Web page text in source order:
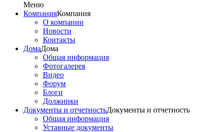
Меню
КомпанияКомпания
О компании
Новости
Контакты
ДомаДома
Общая информация
Фотогалерея
Видео
Форум
Блоги
Должники
Документы и отчетностьДокументы и отчетность
Общая информация
Уставные документы